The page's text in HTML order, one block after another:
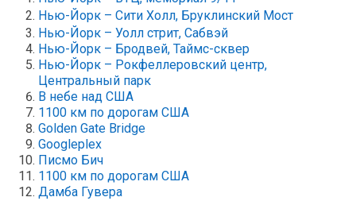
Нью-Йорк – Сити Холл, Бруклинский Мост
Нью-Йорк – Уолл стрит, Сабвэй
Нью-Йорк – Бродвей, Таймс-сквер
Нью-Йорк – Рокфеллеровский центр,
Центральный парк
В небе над США
1100 км по дорогам США
Golden Gate Bridge
Googleplex
Писмо Бич
1100 км по дорогам США
Дамба Гувера